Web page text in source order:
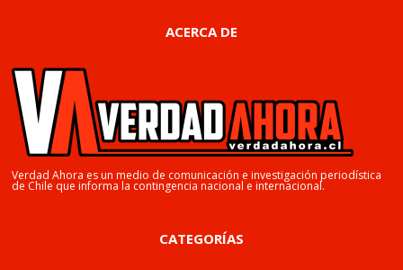
ACERCA DE
Verdad Ahora es un medio de comunicación e investigación periodística
de Chile que informa la contingencia nacional e internacional.
CATEGORÍAS